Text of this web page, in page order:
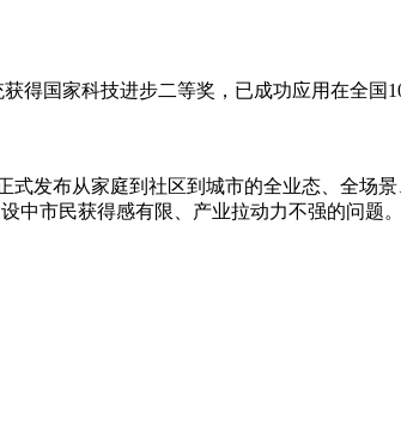
国家科技进步二等奖，已成功应用在全国
发布从家庭到社区到城市的全业态、全场
中市民获得感有限、产业拉动力不强的问题